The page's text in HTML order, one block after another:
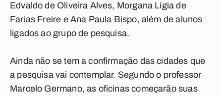
Edvaldo de Oliveira Alves, Morgana Lígia de
Farias Freire e Ana Paula Bispo, além de alunos
ligados ao grupo de pesquisa.
Ainda não se tem a confirmação das cidades que
a pesquisa vai contemplar. Segundo o professor
Marcelo Germano, as oficinas começarão suas